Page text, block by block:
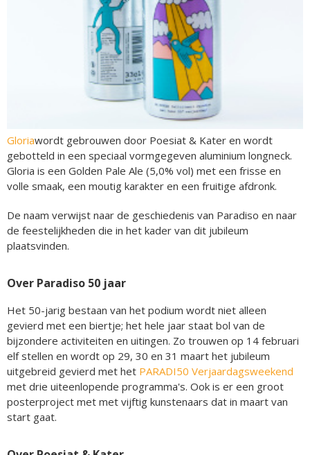
Gloriawordt gebrouwen door Poesiat & Kater en wordt
gebotteld in een speciaal vormgegeven aluminium longneck.
Gloria is een Golden Pale Ale (5,0% vol) met een frisse en
volle smaak, een moutig karakter en een fruitige afdronk.
De naam verwijst naar de geschiedenis van Paradiso en naar
de feestelijkheden die in het kader van dit jubileum
plaatsvinden.
Over Paradiso 50 jaar
Het 50-jarig bestaan van het podium wordt niet alleen
gevierd met een biertje; het hele jaar staat bol van de
bijzondere activiteiten en uitingen. Zo trouwen op 14 februari
elf stellen en wordt op 29, 30 en 31 maart het jubileum
uitgebreid gevierd met het PARADI50 Verjaardagsweekend
met drie uiteenlopende programma's. Ook is er een groot
posterproject met met vijftig kunstenaars dat in maart van
start gaat.